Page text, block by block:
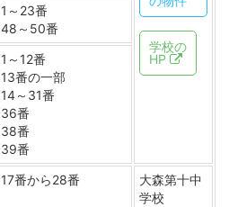
学校の
HP
1～23番
48～50番
1～12番
13番の一部
14～31番
36番
38番
39番
17番から28番
大森第十中
学校